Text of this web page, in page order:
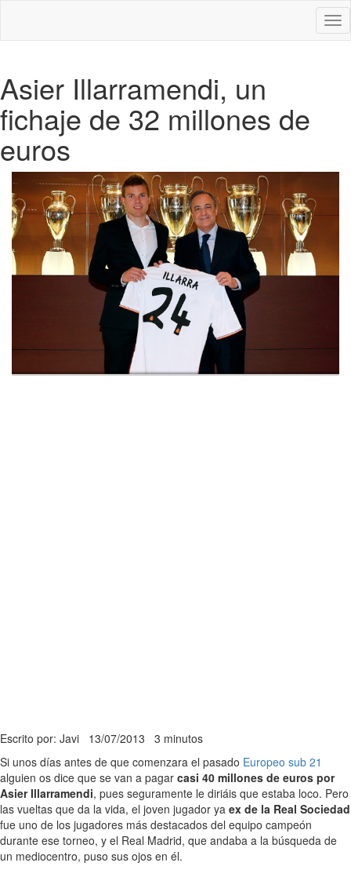
Asier Illarramendi, un
fichaje de 32 millones de
euros
Escrito por: Javi 13/07/2013 3 minutos
Si unos días antes de que comenzara el pasado Europeo sub 21
alguien os dice que se van a pagar casi 40 millones de euros por
Asier Illarramendi, pues seguramente le diriáis que estaba loco. Pero
las vueltas que da la vida, el joven jugador ya ex de la Real Sociedad
fue uno de los jugadores más destacados del equipo campeón
durante ese torneo, y el Real Madrid, que andaba a la búsqueda de
un mediocentro, puso sus ojos en él.